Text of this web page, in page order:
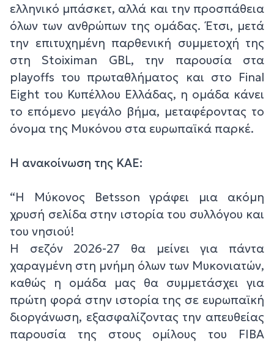
ελληνικό μπάσκετ, αλλά και την προσπάθεια
όλων των ανθρώπων της ομάδας. Έτσι, μετά
την επιτυχημένη παρθενική συμμετοχή της
στη Stoiximan GBL, την παρουσία στα
playoffs του πρωταθλήματος και στο Final
Eight του Κυπέλλου Ελλάδας, η ομάδα κάνει
το επόμενο μεγάλο βήμα, μεταφέροντας το
όνομα της Μυκόνου στα ευρωπαϊκά παρκέ.
Η ανακοίνωση της ΚΑΕ:
“Η Μύκονος Betsson γράφει μια ακόμη
χρυσή σελίδα στην ιστορία του συλλόγου και
του νησιού!
Η σεζόν 2026-27 θα μείνει για πάντα
χαραγμένη στη μνήμη όλων των Μυκονιατών,
καθώς η ομάδα μας θα συμμετάσχει για
πρώτη φορά στην ιστορία της σε ευρωπαϊκή
διοργάνωση, εξασφαλίζοντας την απευθείας
παρουσία της στους ομίλους του FIBA